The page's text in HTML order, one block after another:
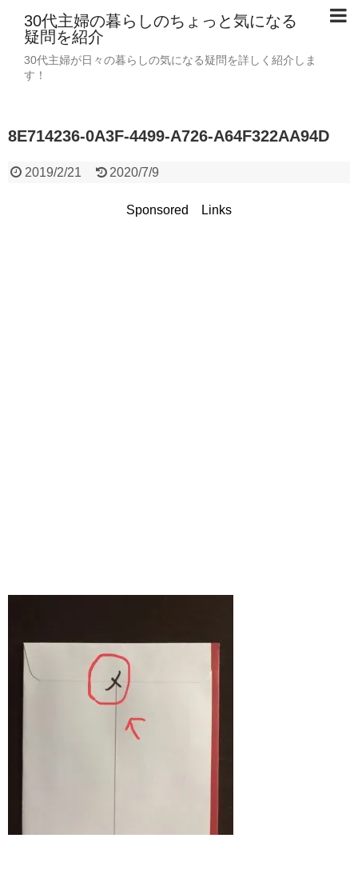
30代主婦の暮らしのちょっと気になる
疑問を紹介
30代主婦が日々の暮らしの気になる疑問を詳しく紹介しま
す！
8E714236-0A3F-4499-A726-A64F322AA94D
2019/2/21 2020/7/9
Sponsored Links